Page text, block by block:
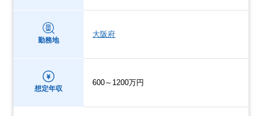
勤務地
大阪府
想定年収
600～1200万円